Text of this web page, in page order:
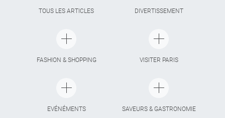
TOUS LES ARTICLES DIVERTISSEMENT
FASHION & SHOPPING VISITER PARIS
EVÉNÉMENTS SAVEURS & GASTRONOMIE